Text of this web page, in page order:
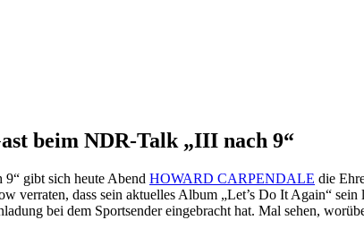
beim NDR-Talk „III nach 9“
gibt sich heute Abend HOWARD CARPENDALE die
verraten, dass sein aktuelles Album „Let’s Do It Again“
bei dem Sportsender eingebracht hat. Mal sehen,